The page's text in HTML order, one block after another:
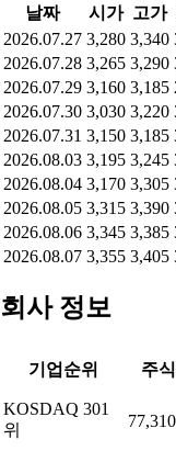
날짜 시가 고가
2026.07.27 3,280 3,340
2026.07.28 3,265 3,290
2026.07.29 3,160 3,185
2026.07.30 3,030 3,220
2026.07.31 3,150 3,185
2026.08.03 3,195 3,245
2026.08.04 3,170 3,305
2026.08.05 3,315 3,390
2026.08.06 3,345 3,385
2026.08.07 3,355 3,405
회사 정보
기업순위 주
KOSDAQ 301
위